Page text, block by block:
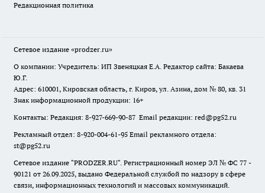
Редакционная политика
Сетевое издание «prodzer.ru»
О компании: Учредитель: ИП Звеняцкая Е.А. Редактор сайта: Бакаева
Ю.Г.
Адрес: 610001, Кировская область, г. Киров, ул. Азина, дом № 80, кв. 31
Знак информационной продукции: 16+
Контакты: Редакция: 8-927-669-90-87 Email редакции: red@pg52.ru
Рекламный отдел: 8-920-004-61-95 Email рекламного отдела:
st@pg52.ru
Сетевое издание "PRODZER.RU". Регистрационный номер ЭЛ № ФС 77 -
90121 от 26.09.2025, выдано Федеральной службой по надзору в сфере
связи, информационных технологий и массовых коммуникаций.